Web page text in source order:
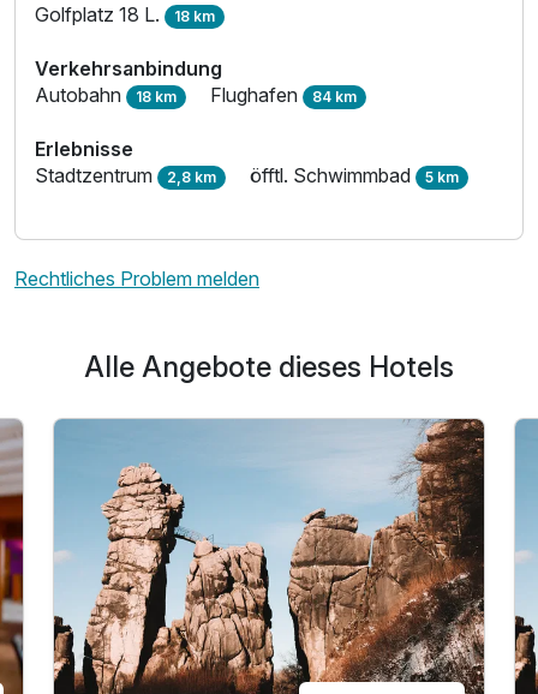
Golfplatz 18 L. 18 km
Verkehrsanbindung
Autobahn 18 km Flughafen 84 km
Erlebnisse
Stadtzentrum 2,8 km öfftl. Schwimmbad 5 km
Rechtliches Problem melden
Alle Angebote dieses Hotels